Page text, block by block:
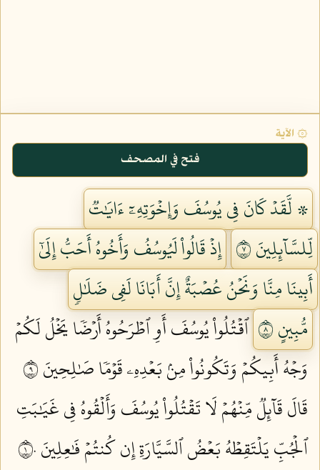
۞ الآية
فتح في المصحف
۞ لَّقَدۡ كَانَ فِي يُوسُفَ وَإِخۡوَتِهِۦٓ ءَايَٰتٞ
لِّلسَّآئِلِينَ ٧
إِذۡ قَالُواْ لَيُوسُفُ وَأَخُوهُ أَحَبُّ إِلَىٰٓ
أَبِينَا مِنَّا وَنَحۡنُ عُصۡبَةٌ إِنَّ أَبَانَا لَفِي ضَلَٰلٖ
مُّبِينٍ ٨
ٱقۡتُلُواْ يُوسُفَ أَوِ ٱطۡرَحُوهُ أَرۡضٗا يَخۡلُ لَكُمۡ
وَجۡهُ أَبِيكُمۡ وَتَكُونُواْ مِنۢ بَعۡدِهِۦ قَوۡمٗا صَٰلِحِينَ ٩
قَالَ قَآئِلٞ مِّنۡهُمۡ لَا تَقۡتُلُواْ يُوسُفَ وَأَلۡقُوهُ فِي غَيَٰبَتِ
ٱلۡجُبِّ يَلۡتَقِطۡهُ بَعۡضُ ٱلسَّيَّارَةِ إِن كُنتُمۡ فَٰعِلِينَ ١٠